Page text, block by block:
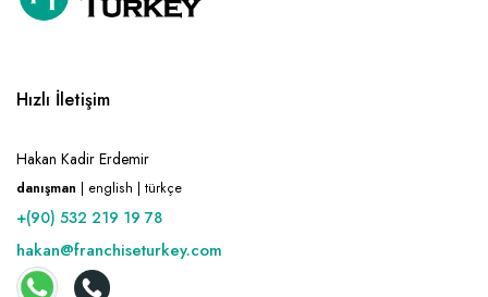
Hızlı İletişim
Hakan Kadir Erdemir
danışman | english | türkçe
+(90) 532 219 19 78
hakan@franchiseturkey.com